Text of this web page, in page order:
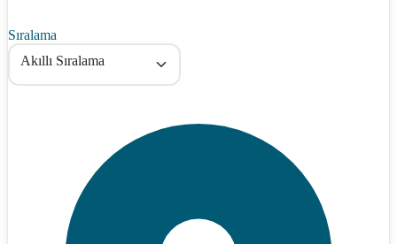
Sıralama
Akıllı Sıralama